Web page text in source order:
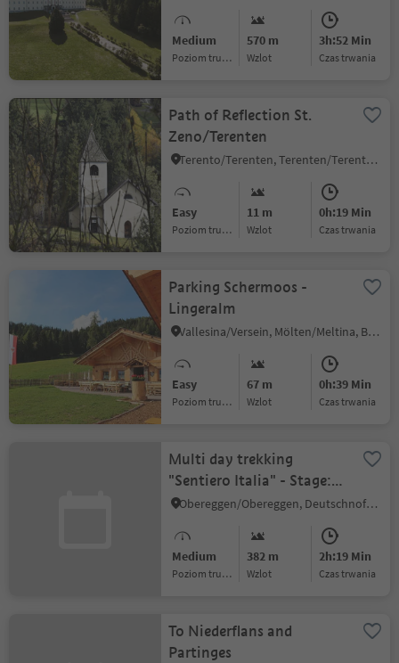
Medium
Poziom trudności
570 m
Wzlot
3h:52 Min
czas trwania
Path of Reflection St.
Zeno/Terenten
Terento/Terenten, Terenten/Terento, Brixen/Bressanone and environs
Easy
Poziom trudności
11 m
Wzlot
0h:19 Min
czas trwania
Parking Schermoos -
Lingeralm
Vallesina/Versein, Mölten/Meltina, Bolzano/Bozen and environs
Easy
Poziom trudności
67 m
Wzlot
0h:39 Min
czas trwania
Multi day trekking
"Sentiero Italia" - Stage:
Passo Lavazè-Obereggen
Obereggen/Obereggen, Deutschnofen/Nova Ponente, Dolomites Region Eggental
Medium
Poziom trudności
382 m
Wzlot
2h:19 Min
czas trwania
To Niederflans and
Partinges